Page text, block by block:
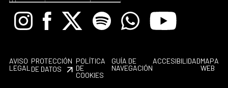
InstagramFacebook
X Spotify WhatsappYoutube
AVISO
LEGAL
PROTECCIÓN
DE DATOS
POLÍTICA
DE
COOKIES
GUÍA DE
NAVEGACIÓN
ACCESIBILIDADMAPA
WEB